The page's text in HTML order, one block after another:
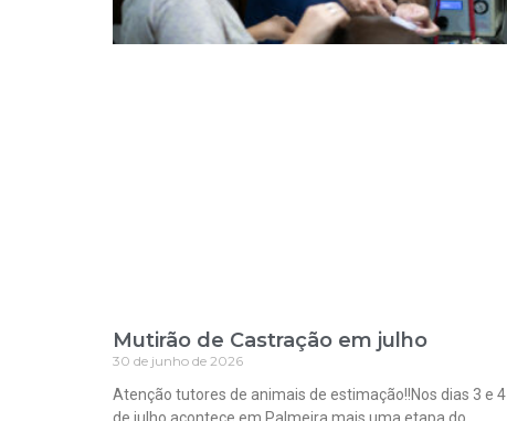
Mutirão de Castração em julho
30 de junho de 2026
Atenção tutores de animais de estimação!!Nos dias 3 e 4